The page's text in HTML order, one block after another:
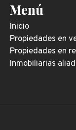
Menú
Inicio
Propiedades en
Propiedades en
Inmobiliarias